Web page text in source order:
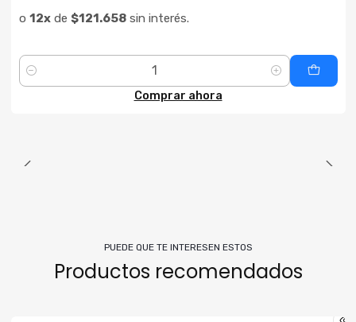
o 12xde $121.658sin interés.
Cantidad
Comprar ahora
PUEDE QUE TE INTERESEN ESTOS
Productos recomendados